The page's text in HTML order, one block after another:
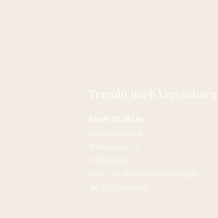
Termin nach
Mo-Fr 10-18 Uhr
Charlottenburg
Bleibtreustr. 17
10623 Berlin
Mail:
info@tcmpraxis-scholz.de
Tel: 0172 3033699